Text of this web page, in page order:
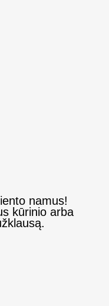
namus!
kūrinio arba